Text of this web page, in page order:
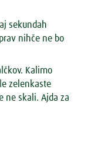
sekundah
nihče ne bo
Kalimo
zelenkaste
ne skali. Ajda za